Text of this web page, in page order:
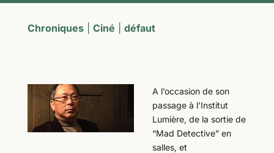
Chroniques| Ciné défaut
A l’occasion de son
passage à l’Institut
Lumière, de la sortie de
“Mad Detective” en
salles, et